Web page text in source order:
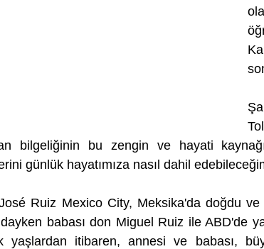
bilgeliğinin bu zengin ve hayati
günlük hayatımıza nasıl dahil
Ruiz Mexico City, Meksika'da doğdu
babası don Miguel Ruiz ile ABD'de
yaşlardan itibaren, annesi ve babası,